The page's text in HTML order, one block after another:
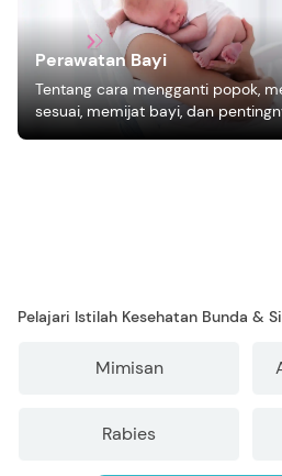
Perawatan Bayi
Tentang cara mengganti popok,
sesuai, memijat bayi, dan
bagi pertumbuhan bayi.
Pelajari Istilah Kesehatan Bunda &
Mimisan
Rabies